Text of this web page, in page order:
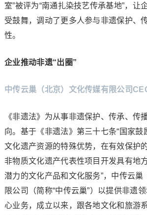
室”被评为“南通扎染技艺传承基地”，让
受鼓舞，调动了更多人参与非遗保护、
性。
企业推动非遗“出圈”
中传云巢（北京）文化传媒有限公司
《非遗法》为从事非遗保护、传承、传
向。基于《非遗法》第三十七条“国家鼓
文化遗产资源的特殊优势，在有效保护
非物质文化遗产代表性项目开发具有地
潜力的文化产品和文化服务”，中传云巢
限公司（简称“中传云巢”）以提供非遗
心业务，成立以来，跟各地文化和旅游